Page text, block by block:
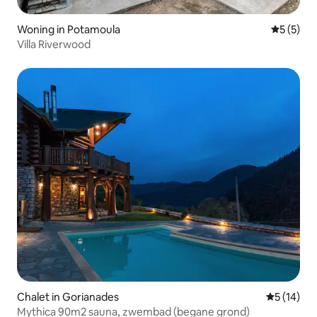
Woning in Potamoula
5 (5)
Villa Riverwood
Chalet in Gorianades
5 (14)
Mythica 90m2 sauna, zwembad (begane grond)